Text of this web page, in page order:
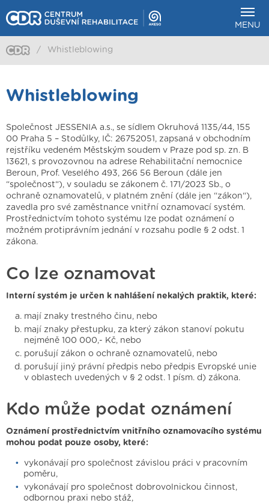
MENU
/ Whistleblowing
Whistleblowing
Společnost JESSENIA a.s., se sídlem Okruhová 1135/44, 155
00 Praha 5 – Stodůlky, IČ: 26752051, zapsaná v obchodním
rejstříku vedeném Městským soudem v Praze pod sp. zn. B
13621, s provozovnou na adrese Rehabilitační nemocnice
Beroun, Prof. Veselého 493, 266 56 Beroun (dále jen
“společnost“), v souladu se zákonem č. 171/2023 Sb., o
ochraně oznamovatelů, v platném znění (dále jen “zákon“),
zavedla pro své zaměstnance vnitřní oznamovací systém.
Prostřednictvím tohoto systému lze podat oznámení o
možném protiprávním jednání v rozsahu podle § 2 odst. 1
zákona.
Co lze oznamovat
Interní systém je určen k nahlášení nekalých praktik, které:
mají znaky trestného činu, nebo
mají znaky přestupku, za který zákon stanoví pokutu
nejméně 100 000,- Kč, nebo
porušují zákon o ochraně oznamovatelů, nebo
porušují jiný právní předpis nebo předpis Evropské unie
v oblastech uvedených v § 2 odst. 1 písm. d) zákona.
Kdo může podat oznámení
Oznámení prostřednictvím vnitřního oznamovacího systému
mohou podat pouze osoby, které:
vykonávají pro společnost závislou práci v pracovním
poměru,
vykonávají pro společnost dobrovolnickou činnost,
odbornou praxi nebo stáž,